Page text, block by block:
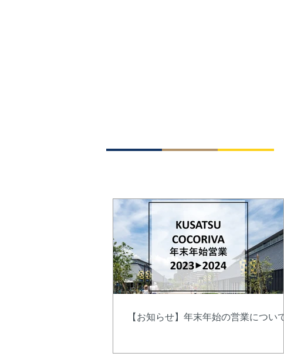
【お知らせ】年末年始の営業について